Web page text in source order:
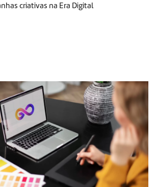
criativas na Era Digital